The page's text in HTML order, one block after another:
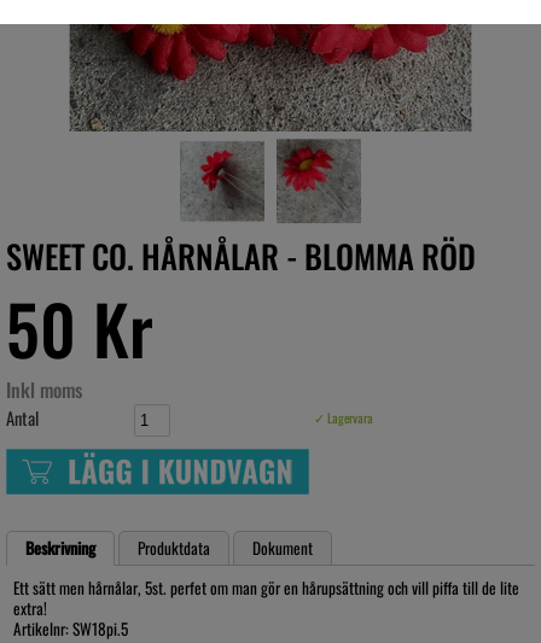
SWEET CO. HÅRNÅLAR - BLOMMA RÖD
50 Kr
Inkl moms
Antal ✓ Lagervara
Beskrivning Produktdata
Dokument
Ett sätt men hårnålar, 5st. perfet om man gör en hårupsättning och vill piffa till de lite
extra!
Artikelnr: SW18pi.5